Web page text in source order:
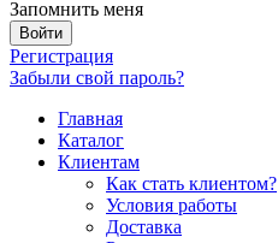
Запомнить меня
Регистрация
Забыли свой пароль?
Главная
Каталог
Клиентам
Как стать клиентом?
Условия работы
Доставка